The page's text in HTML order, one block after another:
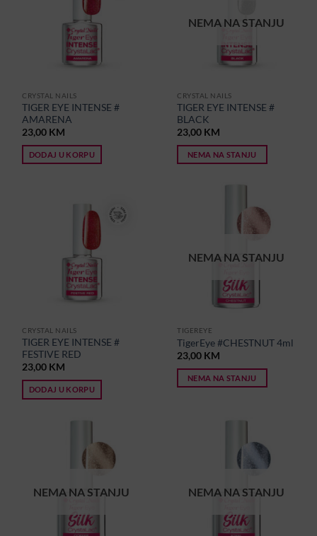
CRYSTAL NAILS
TIGER EYE INTENSE #
AMARENA
23,00 KM
DODAJ U KORPU
NEMA NA STANJU
CRYSTAL NAILS
TIGER EYE INTENSE #
BLACK
23,00 KM
NEMA NA STANJU
CRYSTAL NAILS
TIGER EYE INTENSE #
FESTIVE RED
23,00 KM
DODAJ U KORPU
NEMA NA STANJU
TIGEREYE
TigerEye #CHESTNUT 4ml
23,00 KM
NEMA NA STANJU
NEMA NA STANJU NEMA NA STANJU